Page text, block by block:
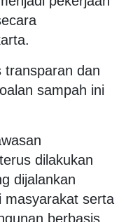
transparan dan
sampah ini
dilakukan
dijalankan
masyarakat serta
berbasis